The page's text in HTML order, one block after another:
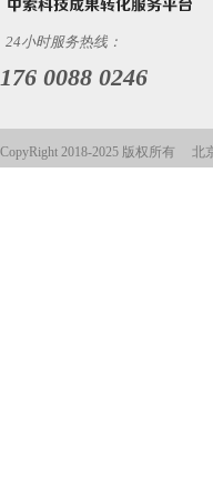
24小时服务热线：
176 0088 0246
CopyRight 2018-2025 版权所有